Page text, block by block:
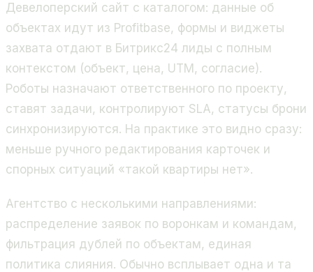
Девелоперский сайт с каталогом: данные об
объектах идут из Profitbase, формы и виджеты
захвата отдают в Битрикс24 лиды с полным
контекстом (объект, цена, UTM, согласие).
Роботы назначают ответственного по проекту,
ставят задачи, контролируют SLA, статусы брони
синхронизируются. На практике это видно сразу:
меньше ручного редактирования карточек и
спорных ситуаций «такой квартиры нет».
Агентство с несколькими направлениями:
распределение заявок по воронкам и командам,
фильтрация дублей по объектам, единая
политика слияния. Обычно всплывает одна и та